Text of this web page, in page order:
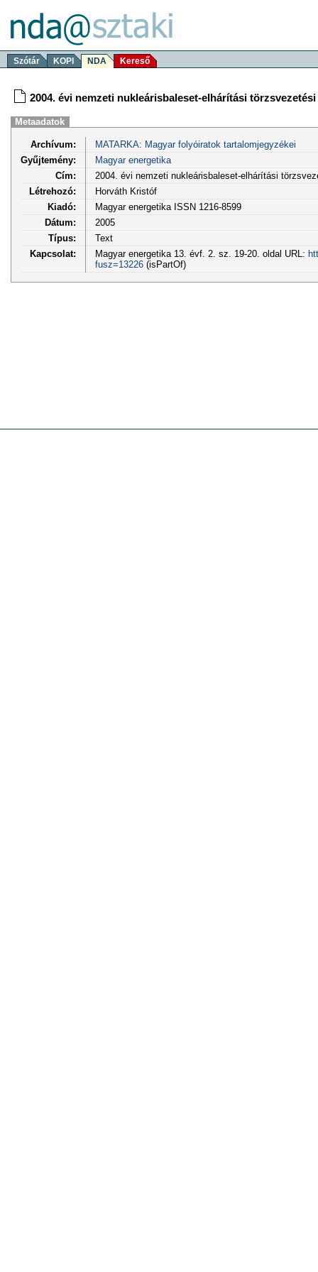
Szótár KOPI NDA Kereső
2004. évi nemzeti nukleárisbaleset-elhárítási
Metaadatok
Archívum:
MATARKA: Magyar folyóiratok tartalomjegyzékei
Gyűjtemény:
Magyar energetika
Cím:
2004. évi nemzeti nukleárisbaleset-elhárítási
Létrehozó:
Horváth Kristóf
Kiadó:
Magyar energetika ISSN 1216-8599
Dátum:
2005
Típus:
Text
Kapcsolat:
Magyar energetika 13. évf. 2. sz. 19-20. oldal URL:
fusz=13226(isPartOf)